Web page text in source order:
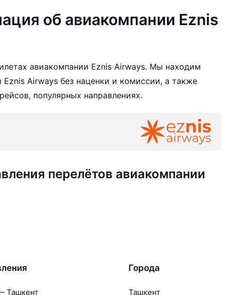
об авиакомпании Eznis
авиакомпании Eznis Airways. Мы находим
Airways без наценки и комиссии, а также
популярных направлениях.
перелётов авиакомпании
Ташкент
Города
Ташкент